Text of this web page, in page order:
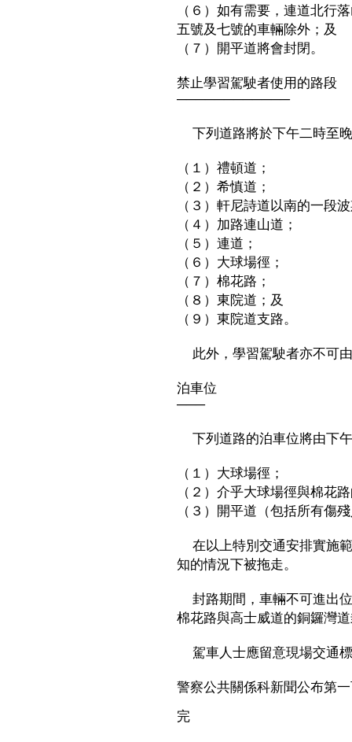
（６）如有需要，連道北行
五號及七號的車輛除外；及
（７）開平道將會封閉。
禁止學習駕駛者使用的路段
────────────
下列道路將於下午二時至
（１）禮頓道；
（２）希慎道；
（３）軒尼詩道以南的一段
（４）加路連山道；
（５）連道；
（６）大球場徑；
（７）棉花路；
（８）東院道；及
（９）東院道支路。
此外，學習駕駛者亦不可
泊車位
───
下列道路的泊車位將由下
（１）大球場徑；
（２）介乎大球場徑與棉花
（３）開平道（包括所有傷
在以上特別交通安排實施
知的情況下被拖走。
封路期間，車輛不可進出
棉花路與高士威道的銅鑼灣
駕車人士應留意現場交通
警察公共關係科新聞公布第
完